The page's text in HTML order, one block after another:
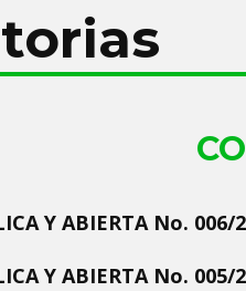
Y ABIERTA No. 006/
Y ABIERTA No. 005/